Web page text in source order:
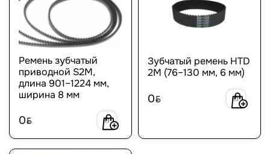
Ремень зубчатый
приводной S2M,
длина 901–1224 мм,
ширина 8 мм
0BYN
Зубчатый ремень HTD
2M (76–130 мм, 6 мм)
0BYN